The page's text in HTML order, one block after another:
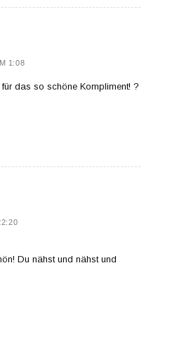
1:08
das so schöne Kompliment! ?
Du nähst und nähst und